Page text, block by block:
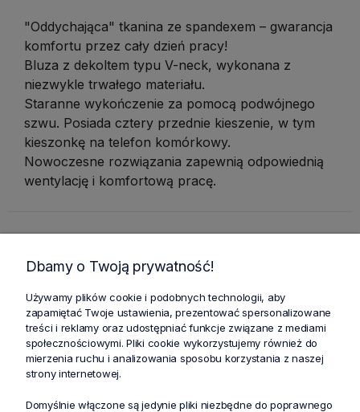
"Oddychająca" tkanina ze spandexem – gwarancja
komfortu przez cały dzień pracy!
Bluza z dekoltem typu V-neck, wykonana z
niezwykle trwałego materiału.
Staranne wykończenie za pomocą podwójnego
szwu. Posiada cztery przednie kieszenie, w tym
kieszonkę na telefon komórkowy.
Nowoczesne rozwiązania zapewnią odpowiednią
wentylację i komfortową pracę.
Cechy produktu
Dbamy o Twoją prywatność!
Używamy plików cookie i podobnych technologii, aby
zapamiętać Twoje ustawienia, prezentować spersonalizowane
treści i reklamy oraz udostępniać funkcje związane z mediami
społecznościowymi. Pliki cookie wykorzystujemy również do
mierzenia ruchu i analizowania sposobu korzystania z naszej
strony internetowej.
Domyślnie włączone są jedynie pliki niezbędne do poprawnego